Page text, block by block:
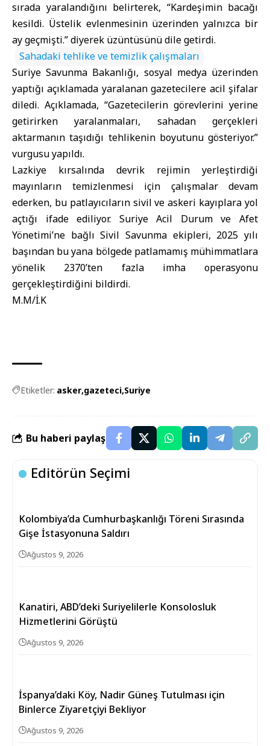
sırada yaralandığını belirterek, “Kardeşimin bacağı
kesildi. Üstelik evlenmesinin üzerinden yalnızca bir
ay geçmişti.” diyerek üzüntüsünü dile getirdi.
Sahadaki tehlike ve temizlik çalışmaları
Suriye Savunma Bakanlığı, sosyal medya üzerinden
yaptığı açıklamada yaralanan gazetecilere acil şifalar
diledi. Açıklamada, “Gazetecilerin görevlerini yerine
getirirken yaralanmaları, sahadan gerçekleri
aktarmanın taşıdığı tehlikenin boyutunu gösteriyor.”
vurgusu yapıldı.
Lazkiye kırsalında devrik rejimin yerleştirdiği
mayınların temizlenmesi için çalışmalar devam
ederken, bu patlayıcıların sivil ve askeri kayıplara yol
açtığı ifade ediliyor. Suriye Acil Durum ve Afet
Yönetimi’ne bağlı Sivil Savunma ekipleri, 2025 yılı
başından bu yana bölgede patlamamış mühimmatlara
yönelik 2370’ten fazla imha operasyonu
gerçekleştirdiğini bildirdi.
M.M/İ.K
Etiketler: asker gazeteci Suriye
Bu haberi paylaş
Editörün Seçimi
Kolombiya’da Cumhurbaşkanlığı Töreni Sırasında
Gişe İstasyonuna Saldırı
Ağustos 9, 2026
Kanatiri, ABD’deki Suriyelilerle Konsolosluk
Hizmetlerini Görüştü
Ağustos 9, 2026
İspanya’daki Köy, Nadir Güneş Tutulması için
Binlerce Ziyaretçiyi Bekliyor
Ağustos 9, 2026